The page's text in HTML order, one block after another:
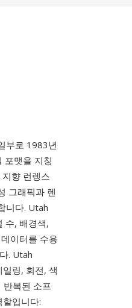
부로 1983년
포맷을 지칭
향 런렝스
그래픽과 렌
니다. Utah
수, 배경색,
이터를 수용
. Utah
링, 회전, 색
복된 소프
입니다: